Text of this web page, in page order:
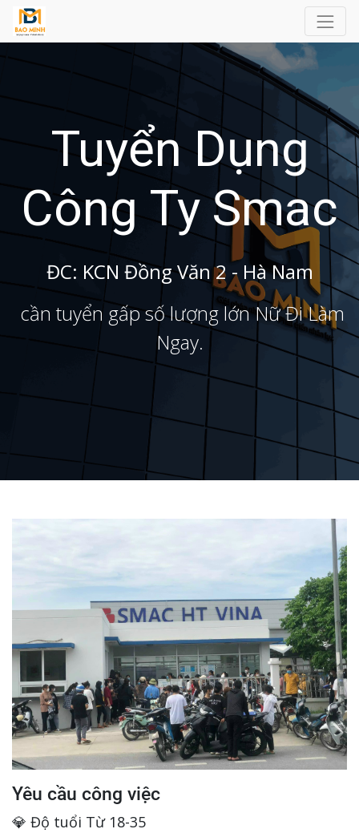
Tuyển Dụng
Công Ty Smac
ĐC: KCN Đồng Văn 2 - Hà Nam
cần tuyển gấp số lượng lớn Nữ Đi Làm
Ngay.
Yêu cầu công việc
💎 Độ tuổi Từ 18-35